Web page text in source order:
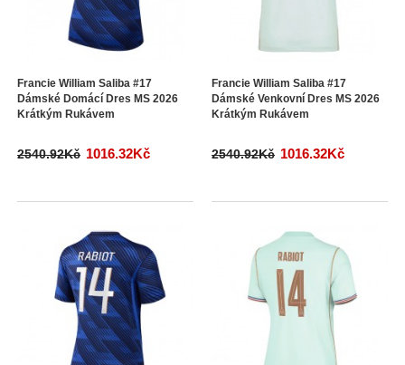
Francie William Saliba #17
Dámské Domácí Dres MS 2026
Krátkým Rukávem
2540.92Kč 1016.32Kč
Francie William Saliba #17
Dámské Venkovní Dres MS 2026
Krátkým Rukávem
2540.92Kč 1016.32Kč